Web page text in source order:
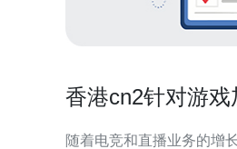
香港cn2针对游
随着电竞和直播业务的增